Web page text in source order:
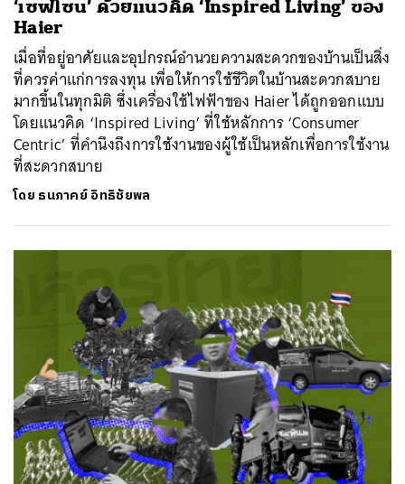
‘เซฟโซน’ ด้วยแนวคิด ‘Inspired Living’ ของ
Haier
เมื่อที่อยู่อาศัยและอุปกรณ์อำนวยความสะดวกของบ้านเป็นสิ่ง
ที่ควรค่าแก่การลงทุน เพื่อให้การใช้ชีวิตในบ้านสะดวกสบาย
มากขึ้นในทุกมิติ ซึ่งเครื่องใช้ไฟฟ้าของ Haier ได้ถูกออกแบบ
โดยแนวคิด ‘Inspired Living’ ที่ใช้หลักการ ‘Consumer
Centric’ ที่คำนึงถึงการใช้งานของผู้ใช้เป็นหลักเพื่อการใช้งาน
ที่สะดวกสบาย
โดย ธนภาคย์ อิทธิชัยพล